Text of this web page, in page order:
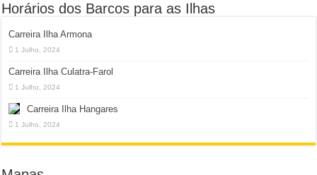
Horários dos Barcos para as Ilhas
Carreira Ilha Armona
1 Julho, 2024
Carreira Ilha Culatra-Farol
1 Julho, 2024
Carreira Ilha Hangares
1 Julho, 2024